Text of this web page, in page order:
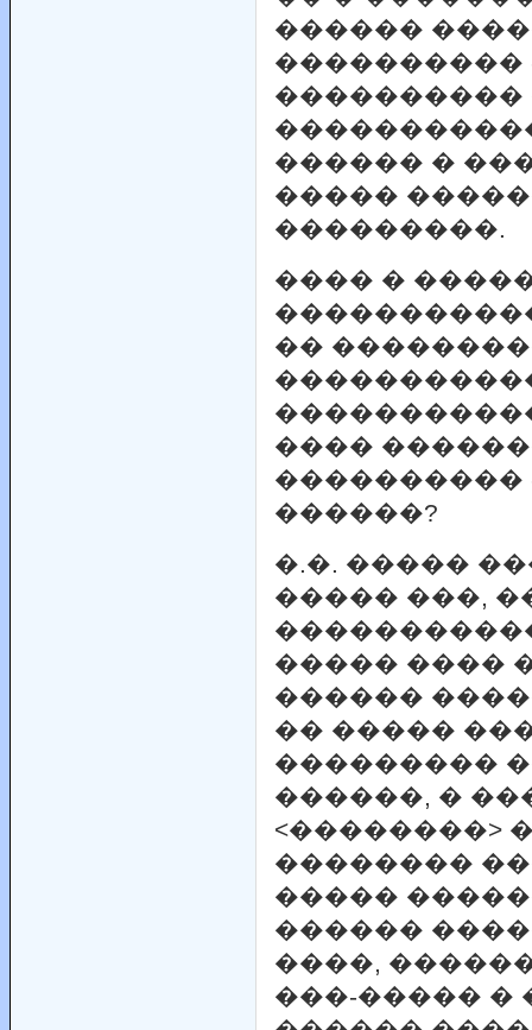
������
����������
����������
������ �
�����
���������.
���� �
��
����
����������
������?
�.�. �����
����� ���,
����� ����
������
�� �����
���������
������, �
<��������>
��������
�����
������
����,
���-����� �